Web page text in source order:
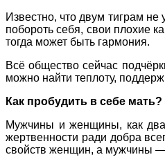
Известно, что двум тиграм
побороть себя, свои плохие
тогда может быть гармония.
Всё общество сейчас
можно найти теплоту,
Как пробудить в себе мать?
Мужчины и женщины, как
жертвенности ради добра
свойств женщин, а мужчины —